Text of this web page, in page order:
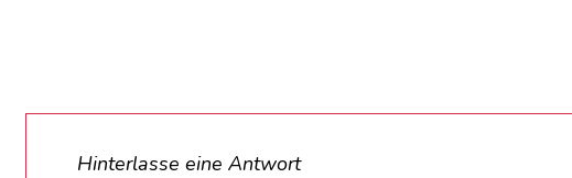
Hinterlasse eine Antwort